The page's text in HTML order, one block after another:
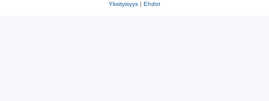
Yksityisyys | Ehdot